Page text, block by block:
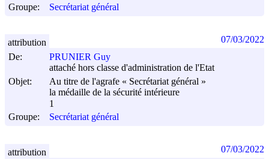
Groupe:
Secrétariat général
De:
PRUNIER Guy
attaché hors classe d'administration de l'Etat
Objet:
Au titre de l'agrafe « Secrétariat général »
la médaille de la sécurité intérieure
1
Groupe:
Secrétariat général
attribution 07/03/2022
attribution 07/03/2022